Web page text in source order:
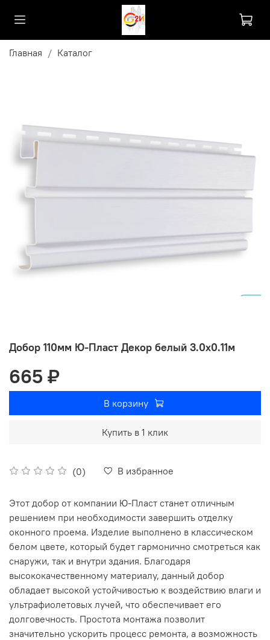
Главная Каталог
Добор 110мм Ю-Пласт Декор белый 3.0х0.11м
(0) В избранное
665 ₽
В корзину
Купить в 1 клик
Этот добор от компании Ю-Пласт станет отличным
решением при необходимости завершить отделку
оконного проема. Изделие выполнено в классическом
белом цвете, который будет гармонично смотреться как
снаружи, так и внутри здания. Благодаря
высококачественному материалу, данный добор
обладает высокой устойчивостью к воздействию влаги и
ультрафиолетовых лучей, что обеспечивает его
долговечность. Простота монтажа позволит
значительно ускорить процесс ремонта, а возможность